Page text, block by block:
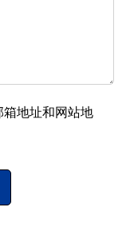
地址和网站地